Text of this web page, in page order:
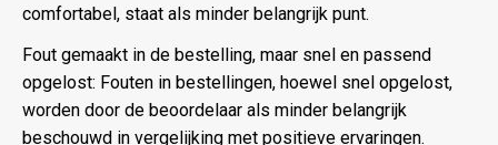
comfortabel, staat als minder belangrijk punt.
Fout gemaakt in de bestelling, maar snel en passend
opgelost: Fouten in bestellingen, hoewel snel opgelost,
worden door de beoordelaar als minder belangrijk
beschouwd in vergelijking met positieve ervaringen.